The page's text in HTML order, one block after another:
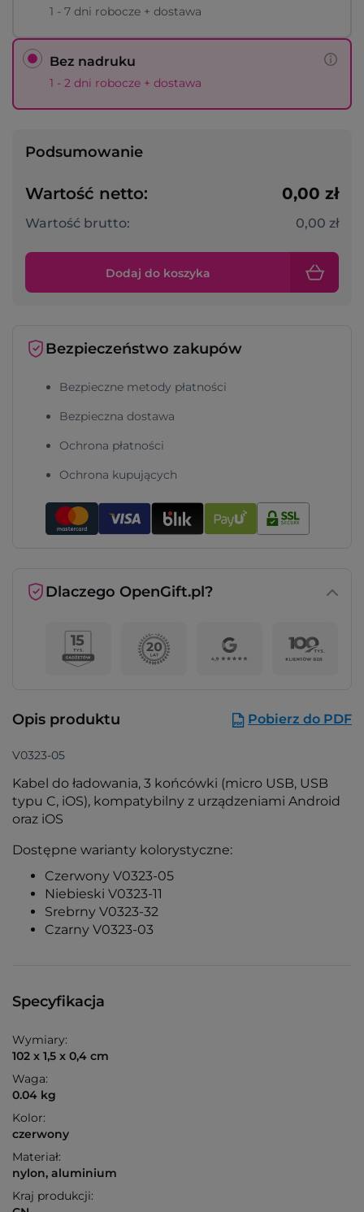
1 - 7 dni robocze + dostawa
Bez nadruku
1 - 2 dni robocze + dostawa
Podsumowanie
Wartość netto: 0,00 zł
Wartość brutto: 0,00 zł
Dodaj do koszyka
Bezpieczeństwo zakupów
Bezpieczne metody płatności
Bezpieczna dostawa
Ochrona płatności
Ochrona kupujących
Dlaczego OpenGift.pl?
Opis produktu Pobierz do PDF
V0323-05
Kabel do ładowania, 3 końcówki (micro USB, USB
typu C, iOS), kompatybilny z urządzeniami Android
oraz iOS
Dostępne warianty kolorystyczne:
Czerwony V0323-05
Niebieski V0323-11
Srebrny V0323-32
Czarny V0323-03
Specyfikacja
Wymiary:
102 x 1,5 x 0,4 cm
Waga:
0.04 kg
Kolor:
czerwony
Materiał:
nylon, aluminium
Kraj produkcji: